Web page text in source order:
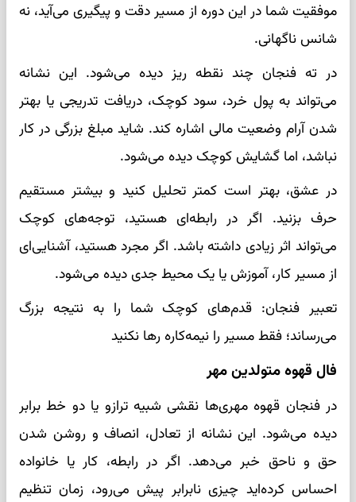
موفقیت شما در این دوره از مسیر دقت و پیگیری می‌آید، نه
شانس ناگهانی.
در ته فنجان چند نقطه ریز دیده می‌شود. این نشانه
می‌تواند به پول خرد، سود کوچک، دریافت تدریجی یا بهتر
شدن آرام وضعیت مالی اشاره کند. شاید مبلغ بزرگی در کار
نباشد، اما گشایش کوچک دیده می‌شود.
در عشق، بهتر است کمتر تحلیل کنید و بیشتر مستقیم
حرف بزنید. اگر در رابطه‌ای هستید، توجه‌های کوچک
می‌تواند اثر زیادی داشته باشد. اگر مجرد هستید، آشنایی‌ای
از مسیر کار، آموزش یا یک محیط جدی دیده می‌شود.
تعبیر فنجان: قدم‌های کوچک شما را به نتیجه بزرگ
می‌رساند؛ فقط مسیر را نیمه‌کاره رها نکنید
فال قهوه متولدین مهر
در فنجان قهوه مهری‌ها نقشی شبیه ترازو یا دو خط برابر
دیده می‌شود. این نشانه از تعادل، انصاف و روشن شدن
حق و ناحق خبر می‌دهد. اگر در رابطه، کار یا خانواده
احساس کرده‌اید چیزی نابرابر پیش می‌رود، زمان تنظیم